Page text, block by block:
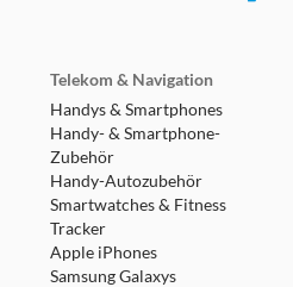
Telekom & Navigation
Handys & Smartphones
Handy- & Smartphone-
Zubehör
Handy-Autozubehör
Smartwatches & Fitness
Tracker
Apple iPhones
Samsung Galaxys